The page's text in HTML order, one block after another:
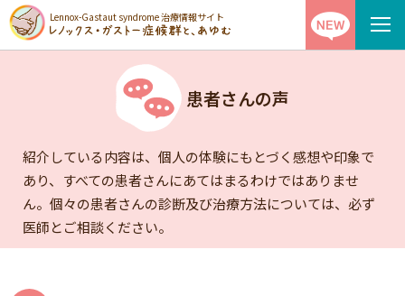
Lennox-Gastaut syndrome 治療情報サイト
患者さんの声
紹介している内容は、個人の体験にもとづく感想や印象で
あり、すべての患者さんにあてはまるわけではありませ
ん。 個々の患者さんの診断及び治療方法については、必ず
医師とご相談ください。